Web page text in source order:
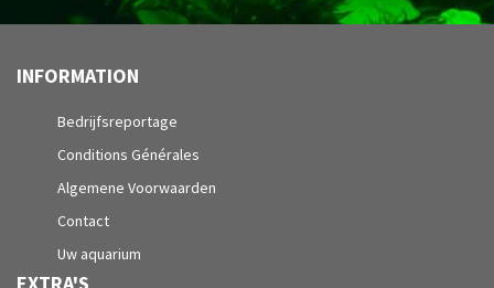
INFORMATION
Bedrijfsreportage
Conditions Générales
Algemene Voorwaarden
Contact
Uw aquarium